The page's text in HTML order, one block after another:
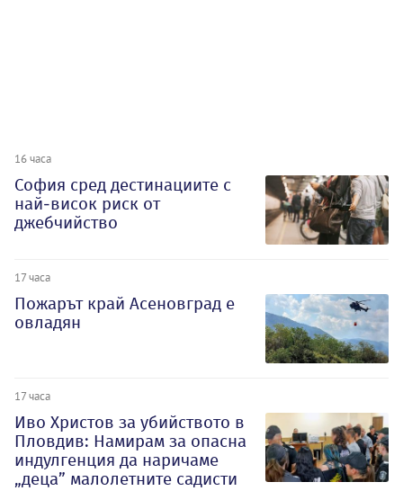
16 часа
София сред дестинациите с
най-висок риск от
джебчийство
17 часа
Пожарът край Асеновград е
овладян
17 часа
Иво Христов за убийството в
Пловдив: Намирам за опасна
индулгенция да наричаме
„деца” малолетните садисти